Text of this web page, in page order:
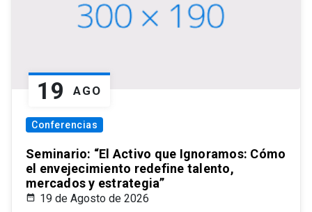
19 AGO
Conferencias
Seminario: “El Activo que Ignoramos: Cómo
el envejecimiento redefine talento,
mercados y estrategia”
19 de Agosto de 2026